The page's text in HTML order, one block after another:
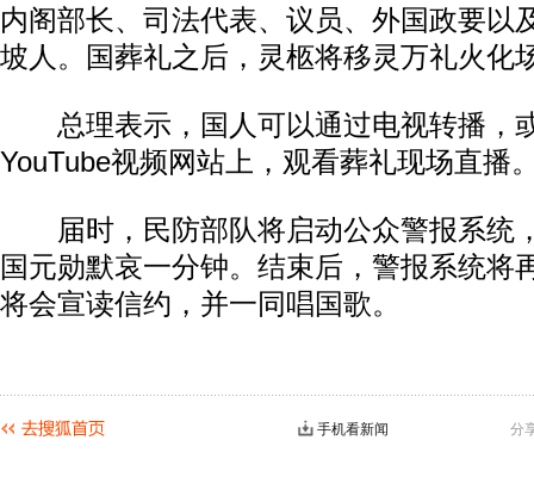
内阁部长、司法代表、议员、外国政要以
坡人。国葬礼之后，灵柩将移灵万礼火化
总理表示，国人可以通过电视转播，
YouTube视频网站上，观看葬礼现场直播
届时，民防部队将启动公众警报系统
国元勋默哀一分钟。结束后，警报系统将
将会宣读信约，并一同唱国歌。
分
手机看新闻